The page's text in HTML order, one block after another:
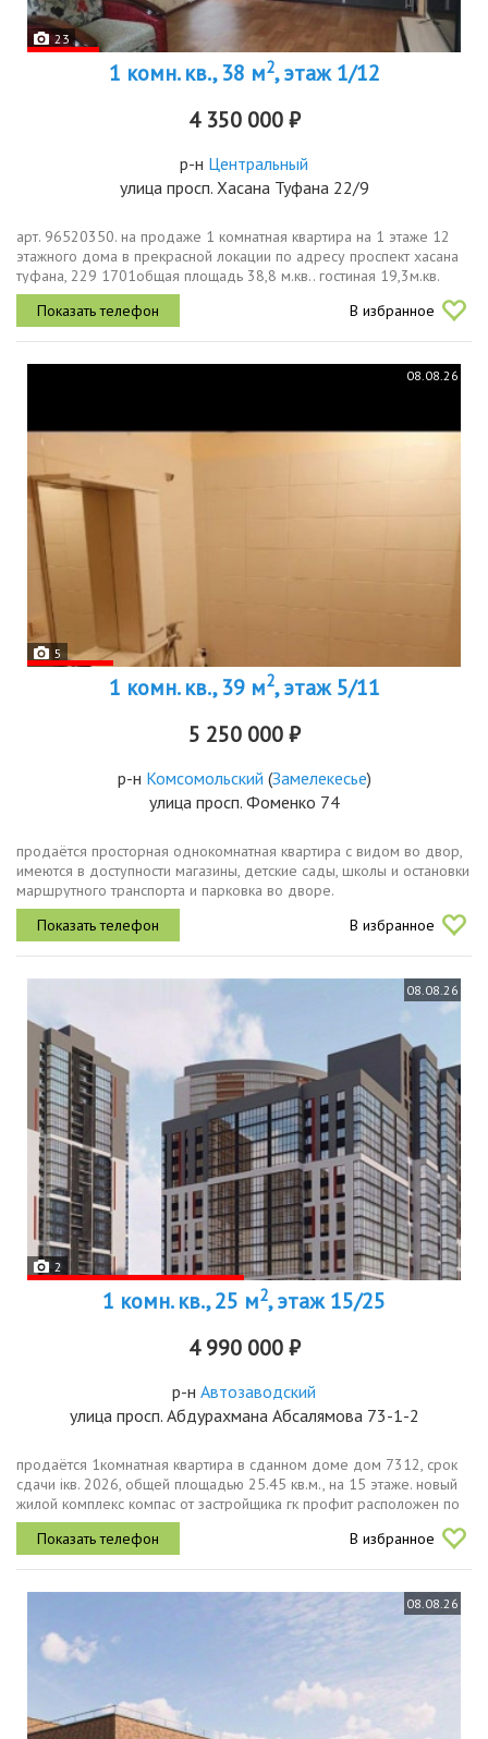
23
1 комн. кв., 38 м2, этаж 1/12
4 350 000 ₽
р-н Центральный
улица просп. Хасана Туфана 22/9
арт. 96520350. на продаже 1 комнатная квартира на 1 этаже 12
этажного дома в прекрасной локации по адресу проспект хасана
туфана, 229 1701общая площадь 38,8 м.кв.. гостиная 19,3м.кв.
кухня 6,4 м.кв.квартира в хорошем состояниировные полы,
новый...
В избранное
08.08.26
5
1 комн. кв., 39 м2, этаж 5/11
5 250 000 ₽
р-н Комсомольский (Замелекесье)
улица просп. Фоменко 74
продаётся просторная однокомнатная квартира с видом во двор,
имеются в доступности магазины, детские сады, школы и остановки
маршрутного транспорта и парковка во дворе.
В избранное
08.08.26
2
1 комн. кв., 25 м2, этаж 15/25
4 990 000 ₽
р-н Автозаводский
улица просп. Абдурахмана Абсалямова 73-1-2
продаётся 1комнатная квартира в сданном доме дом 7312, срок
сдачи iкв. 2026, общей площадью 25.45 кв.м., на 15 этаже. новый
жилой комплекс компас от застройщика гк профит расположен по
адресу город набережные челны, проспект абдурахмана
абсалямова.
В избранное
08.08.26